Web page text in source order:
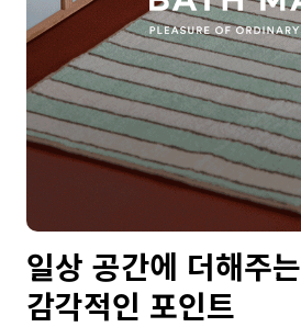
일상 공간에 더해주는
감각적인 포인트